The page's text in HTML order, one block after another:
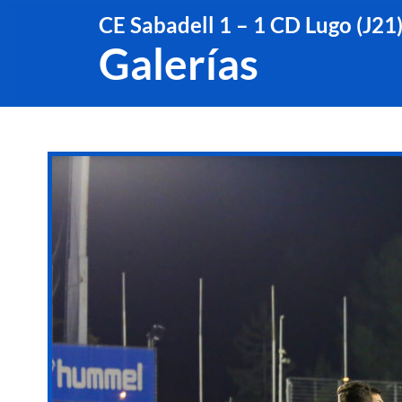
CE Sabadell 1 – 1 CD Lugo (J21)
Galerías